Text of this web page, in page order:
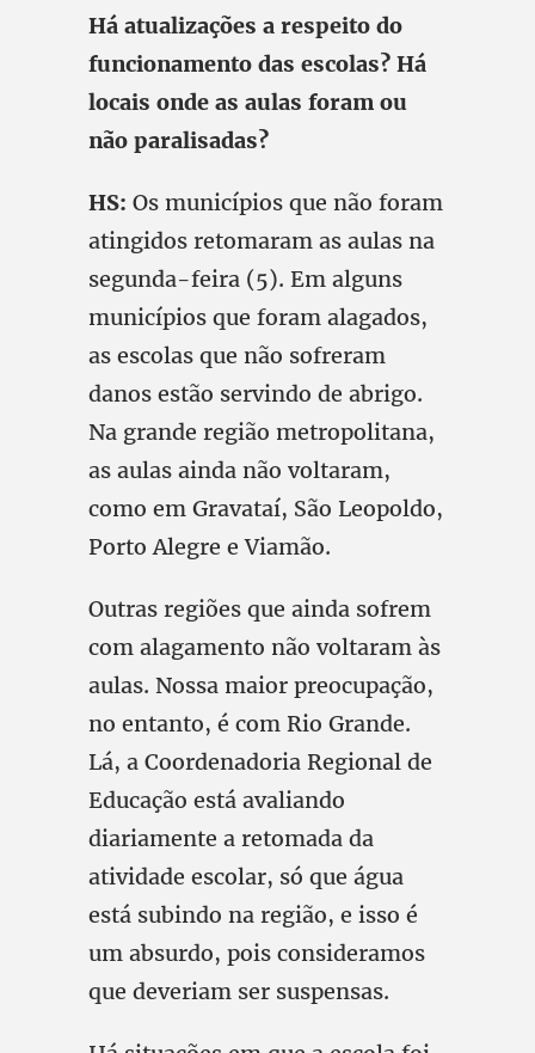
Há atualizações a respeito do
funcionamento das escolas? Há
locais onde as aulas foram ou
não paralisadas?
HS: Os municípios que não foram
atingidos retomaram as aulas na
segunda-feira (5). Em alguns
municípios que foram alagados,
as escolas que não sofreram
danos estão servindo de abrigo.
Na grande região metropolitana,
as aulas ainda não voltaram,
como em Gravataí, São Leopoldo,
Porto Alegre e Viamão.
Outras regiões que ainda sofrem
com alagamento não voltaram às
aulas. Nossa maior preocupação,
no entanto, é com Rio Grande.
Lá, a Coordenadoria Regional de
Educação está avaliando
diariamente a retomada da
atividade escolar, só que água
está subindo na região, e isso é
um absurdo, pois consideramos
que deveriam ser suspensas.